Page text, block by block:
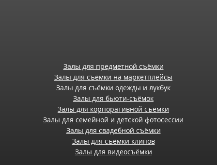
Залы для предметной съёмки
Залы для съёмки на маркетплейсы
Залы для съёмки одежды и лукбук
Залы для бьюти-съёмок
Залы для корпоративной съёмки
Залы для семейной и детской фотосессии
Залы для свадебной съёмки
Залы для съёмки клипов
Залы для видеосъёмки